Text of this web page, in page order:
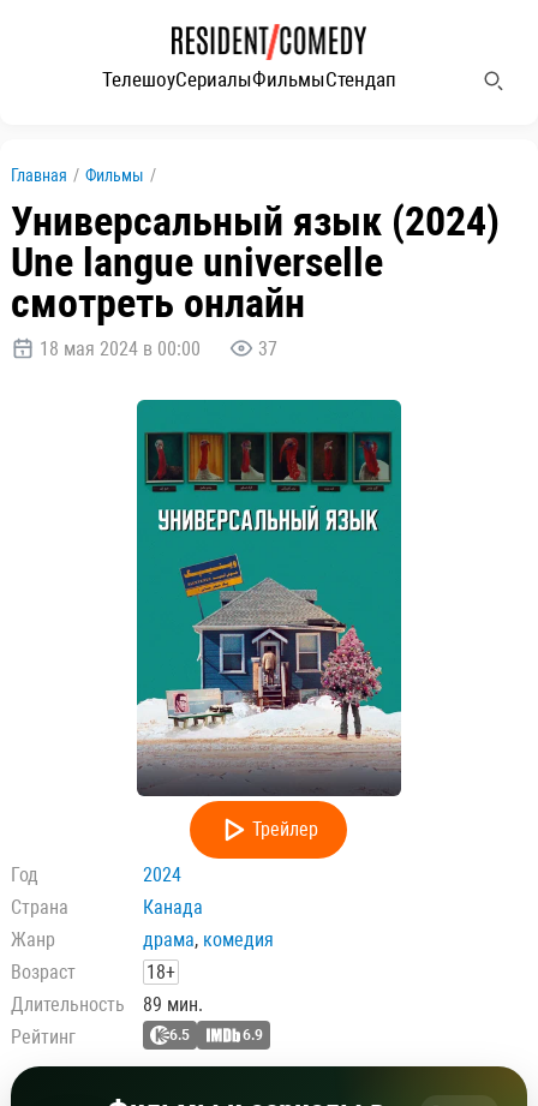
ТелешоуСериалыФильмыСтендап
Главная / Фильмы /
Универсальный язык (2024)
Une langue universelle
смотреть онлайн
18 мая 2024 в 00:00 37
Трейлер
Год
2024
Страна
Канада
Жанр
драма, комедия
Возраст
18+
Длительность
89 мин.
Рейтинг
6.5 6.9